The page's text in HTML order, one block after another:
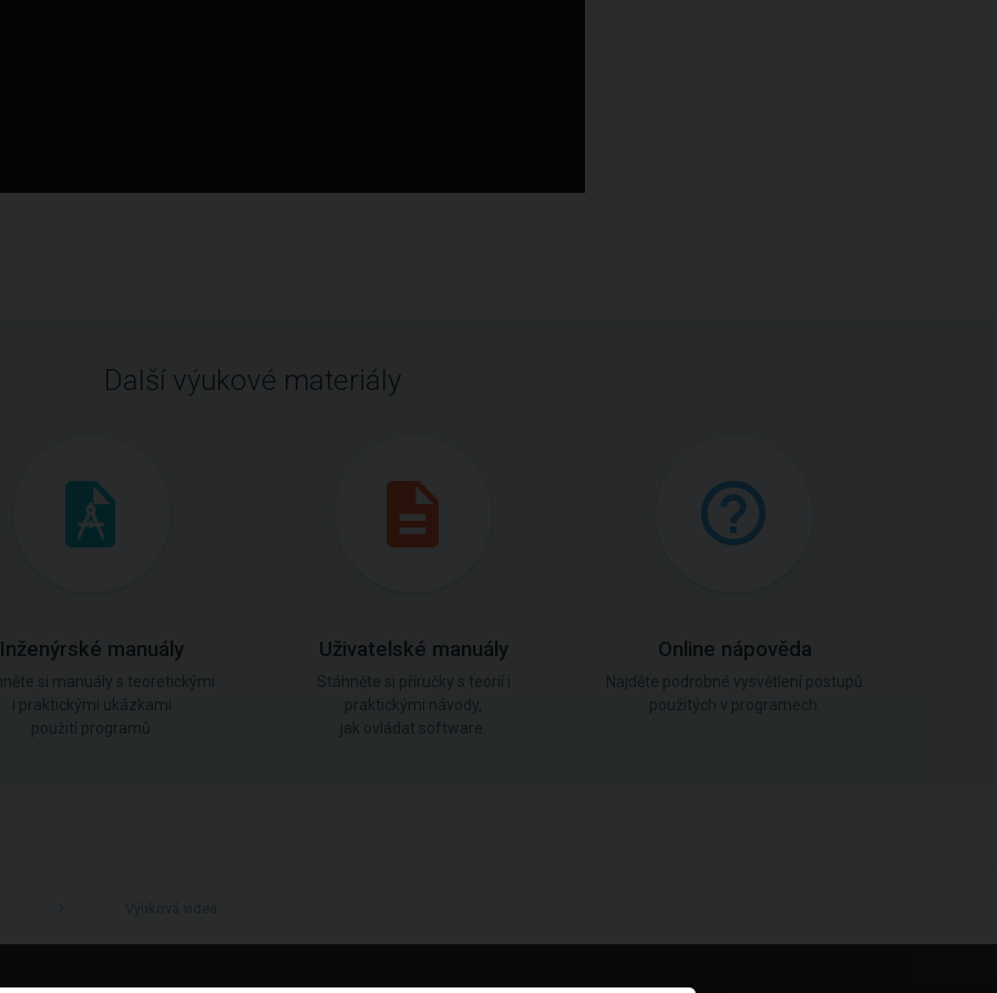
Další výukové materiály
Inženýrské manuály
i praktickými ukázkami
použití programů.
Uživatelské manuály
praktickými návody,
jak ovládat software.
Online nápověda
použitých v programech.